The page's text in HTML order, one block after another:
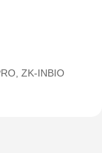
ZK-INBIO